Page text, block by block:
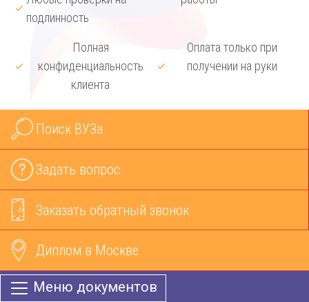
подлинность
Полная
конфиденциальность
клиента
Оплата только при
получении на руки
Поиск ВУЗа
Задать вопрос
Заказать обратный звонок
Диплом в Москве
Меню документов